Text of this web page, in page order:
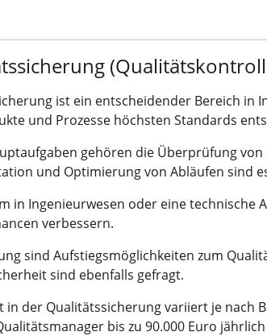
ist ein entscheidender Bereich in
und Prozesse höchsten Standards
gehören die Überprüfung
und Optimierung von Abläufen sind
in Ingenieurwesen oder eine technische
verbessern.
sind Aufstiegsmöglichkeiten zum
sind ebenfalls gefragt.
in der Qualitätssicherung variiert je nach
bis zu 90.000 Euro